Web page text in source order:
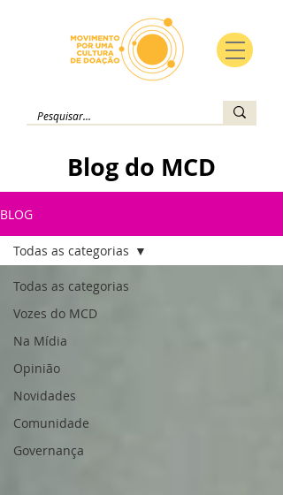
Blog do MCD
BLOG
Todas as categorias
Vozes do MCD
Na Mídia
Opinião
Novidades
Comunidade
Governança
Todas as categorias